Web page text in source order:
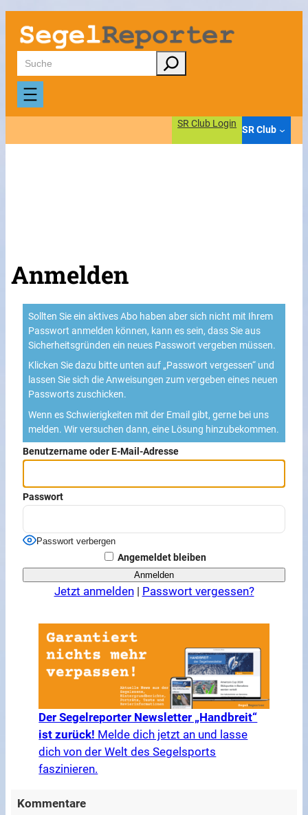
Suchen
SR Club Login
SR Club
Anmelden
Sollten Sie ein aktives Abo haben aber sich nicht mit Ihrem
Passwort anmelden können, kann es sein, dass Sie aus
Sicherheitsgründen ein neues Passwort vergeben müssen.
Klicken Sie dazu bitte unten auf „Passwort vergessen“ und
lassen Sie sich die Anweisungen zum vergeben eines neuen
Passworts zuschicken.
Wenn es Schwierigkeiten mit der Email gibt, gerne bei uns
melden. Wir versuchen dann, eine Lösung hinzubekommen.
Benutzername oder E-Mail-Adresse
Passwort
Passwort verbergen
Angemeldet bleiben
Jetzt anmelden| Passwort vergessen?
Der Segelreporter Newsletter „Handbreit“
ist zurück! Melde dich jetzt an und lasse
dich von der Welt des Segelsports
faszinieren.
Kommentare